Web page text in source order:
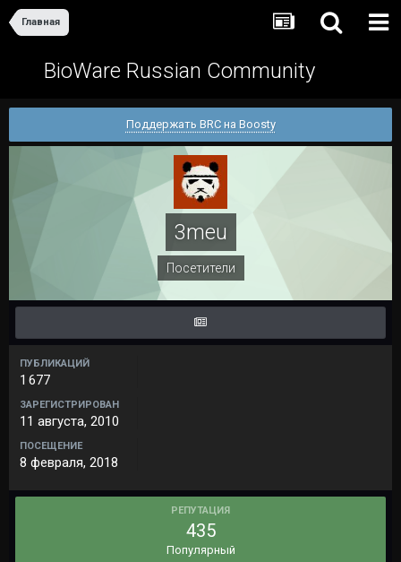
Главная
BioWare Russian Community
Поддержать BRC на Boosty
3meu
Посетители
ПУБЛИКАЦИЙ
1 677
ЗАРЕГИСТРИРОВАН
11 августа, 2010
ПОСЕЩЕНИЕ
8 февраля, 2018
РЕПУТАЦИЯ
435
Популярный